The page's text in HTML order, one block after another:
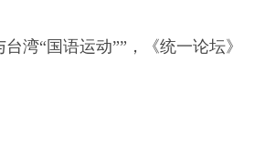
台湾“国语运动””，《统一论坛》